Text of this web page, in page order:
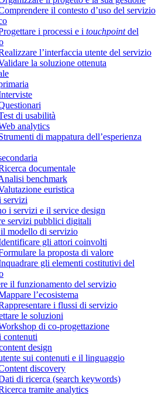
il contesto d’uso del servizio
i processi e i touchpointdel
l’interfaccia utente del servizio
la soluzione ottenuta
di usabilità
analytics
di mappatura dell’esperienza
documentale
benchmark
euristica
servizi
i servizi e il service design
servizi pubblici digitali
modello di servizio
gli attori coinvolti
la proposta di valore
gli elementi costitutivi del
il funzionamento del servizio
l’ecosistema
i flussi di servizio
le soluzioni
di co-progettazione
contenuti
design
sui contenuti e il linguaggio
discovery
di ricerca (search keywords)
tramite analytics